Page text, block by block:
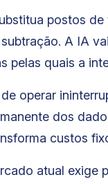
postos
A IA
pelas quais a
operar
dos
custos
atual exige